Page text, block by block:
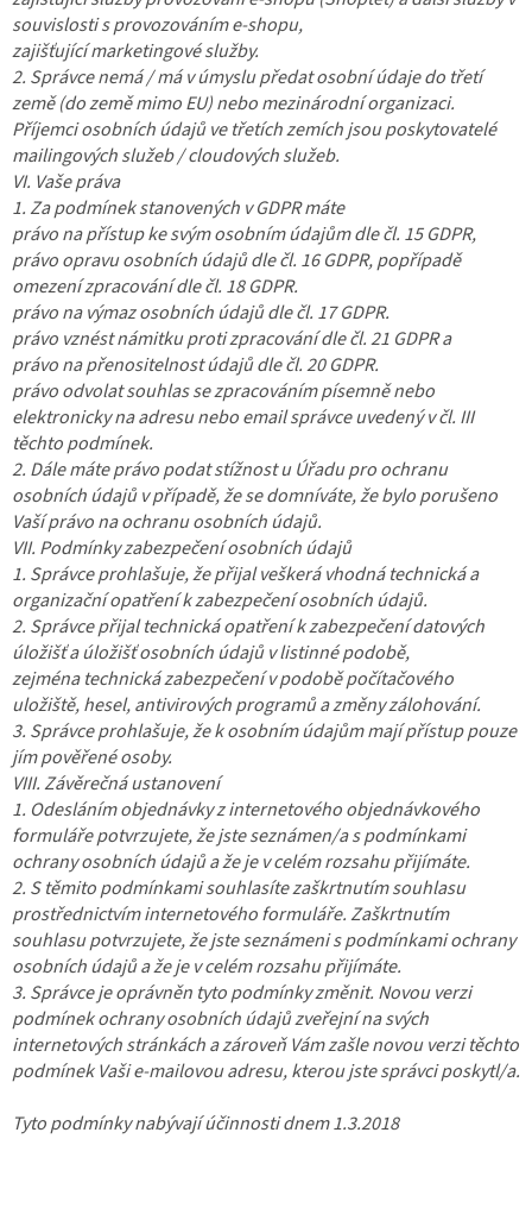
souvislosti s provozováním e-shopu,
zajišťující marketingové služby.
2. Správce nemá / má v úmyslu předat osobní údaje do třetí
země (do země mimo EU) nebo mezinárodní organizaci.
Příjemci osobních údajů ve třetích zemích jsou poskytovatelé
mailingových služeb / cloudových služeb.
VI. Vaše práva
1. Za podmínek stanovených v GDPR máte
právo na přístup ke svým osobním údajům dle čl. 15 GDPR,
právo opravu osobních údajů dle čl. 16 GDPR, popřípadě
omezení zpracování dle čl. 18 GDPR.
právo na výmaz osobních údajů dle čl. 17 GDPR.
právo vznést námitku proti zpracování dle čl. 21 GDPR a
právo na přenositelnost údajů dle čl. 20 GDPR.
právo odvolat souhlas se zpracováním písemně nebo
elektronicky na adresu nebo email správce uvedený v čl. III
těchto podmínek.
2. Dále máte právo podat stížnost u Úřadu pro ochranu
osobních údajů v případě, že se domníváte, že bylo porušeno
Vaší právo na ochranu osobních údajů.
VII. Podmínky zabezpečení osobních údajů
1. Správce prohlašuje, že přijal veškerá vhodná technická a
organizační opatření k zabezpečení osobních údajů.
2. Správce přijal technická opatření k zabezpečení datových
úložišť a úložišť osobních údajů v listinné podobě,
zejménatechnická zabezpečení v podobě počítačového
uložiště, hesel, antivirových programů a změny zálohování.
3. Správce prohlašuje, že k osobním údajům mají přístup pouze
jím pověřené osoby.
VIII. Závěrečná ustanovení
1. Odesláním objednávky z internetového objednávkového
formuláře potvrzujete, že jste seznámen/a s podmínkami
ochrany osobních údajů a že je v celém rozsahu přijímáte.
2. S těmito podmínkami souhlasíte zaškrtnutím souhlasu
prostřednictvím internetového formuláře. Zaškrtnutím
souhlasu potvrzujete, že jste seznámeni s podmínkami ochrany
osobních údajů a že je v celém rozsahu přijímáte.
3. Správce je oprávněn tyto podmínky změnit. Novou verzi
podmínek ochrany osobních údajů zveřejní na svých
internetových stránkách a zároveň Vám zašle novou verzi těchto
podmínek Vaši e-mailovou adresu, kterou jste správci poskytl/a.
Tyto podmínky nabývají účinnosti dnem 1.3.2018